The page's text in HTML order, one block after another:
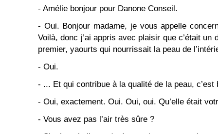
- Amélie bonjour pour Danone Conseil.
- Oui. Bonjour madame, je vous appelle
Voilà, donc j’ai appris avec plaisir que c’était un
premier, yaourts qui nourrissait la peau de
- Oui.
- ... Et qui contribue à la qualité de la peau, c’est
- Oui, exactement. Oui. Oui, oui. Qu’elle était
- Vous avez pas l’air très sûre ?